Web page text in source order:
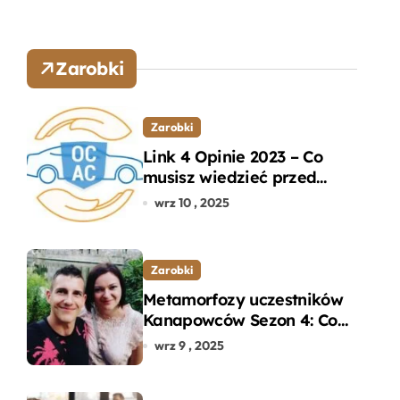
Zarobki
Zarobki
Link 4 Opinie 2023 – Co
musisz wiedzieć przed
wyborem ubezpieczenia
wrz 10 , 2025
Zarobki
Metamorfozy uczestników
Kanapowców Sezon 4: Co
naprawdę zaskoczyło
wrz 9 , 2025